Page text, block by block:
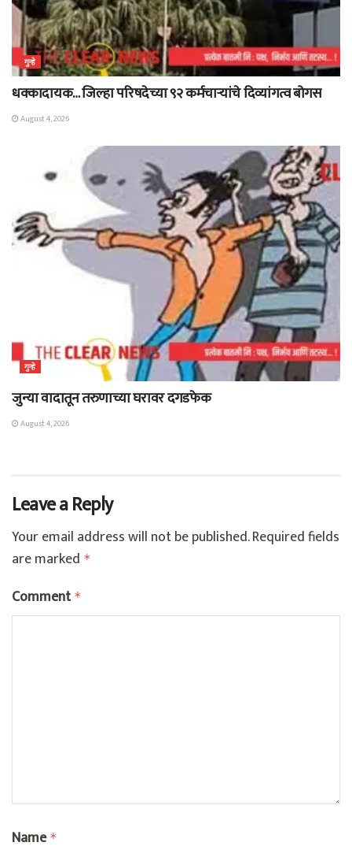
गुन्हे
धक्कादायक… जिल्हा परिषदेच्या ९२ कर्मचाऱ्यांचे दिव्यांगत्व बोगस
August 4, 2026
गुन्हे
जुन्या वादातून तरुणाच्या घरावर दगडफेक
August 4, 2026
Leave a Reply
Your email address will not be published.Required fields
are marked *
Comment *
Name *